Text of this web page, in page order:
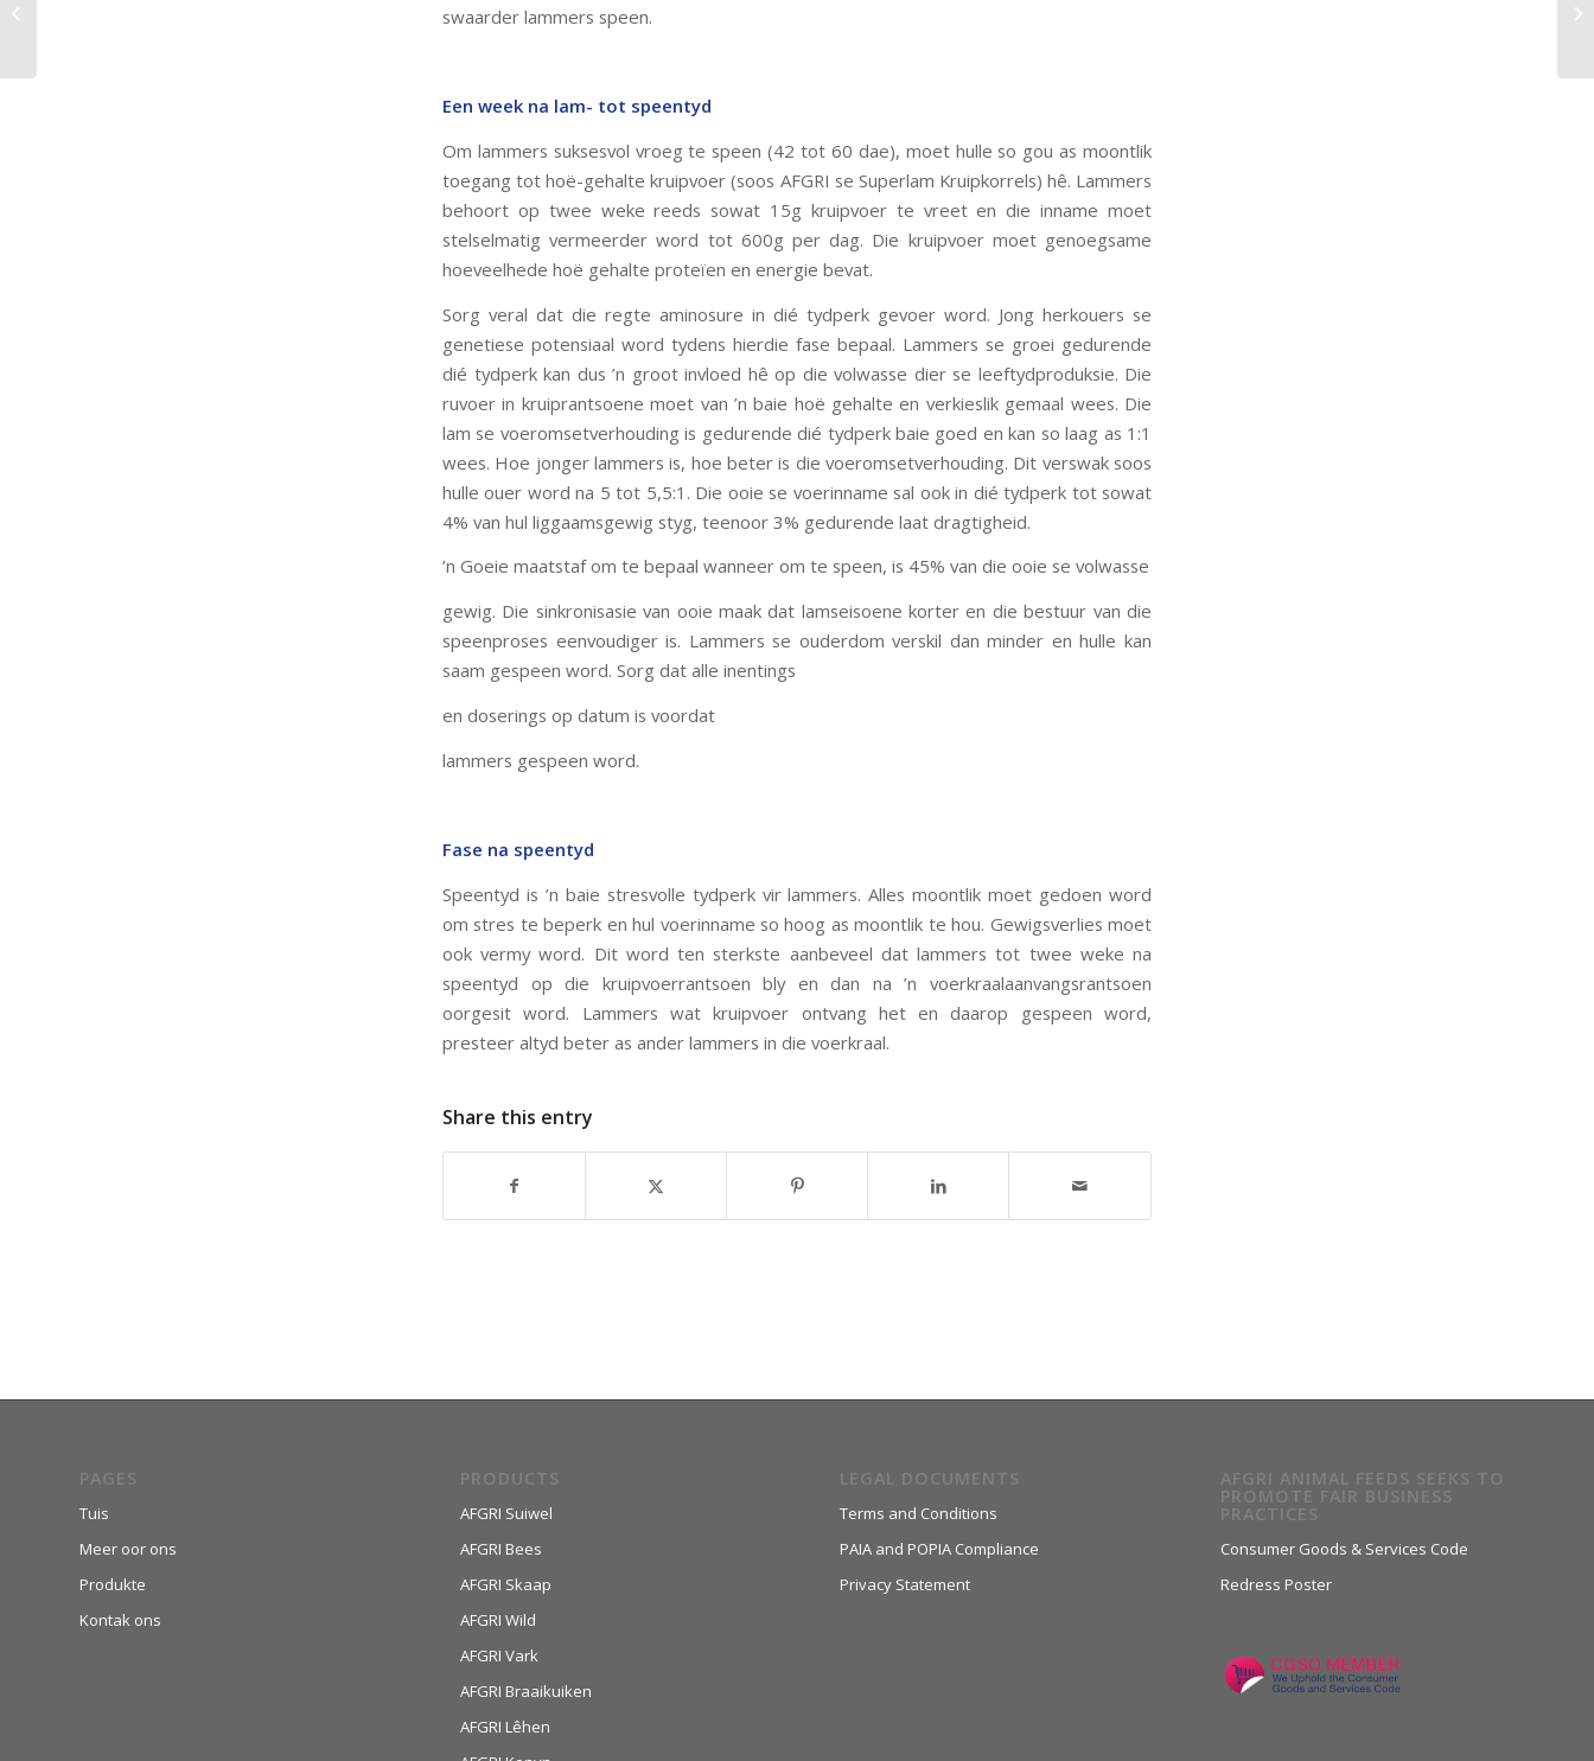
swaarder lammers speen.
Een week na lam- tot speentyd
Om lammers suksesvol vroeg te speen (42 tot 60 dae), moet hulle so gou as moontlik
toegang tot hoë-gehalte kruipvoer (soos AFGRI se Superlam Kruipkorrels) hê. Lammers
behoort op twee weke reeds sowat 15g kruipvoer te vreet en die inname moet
stelselmatig vermeerder word tot 600g per dag. Die kruipvoer moet genoegsame
hoeveelhede hoë gehalte proteïen en energie bevat.
Sorg veral dat die regte aminosure in dié tydperk gevoer word. Jong herkouers se
genetiese potensiaal word tydens hierdie fase bepaal. Lammers se groei gedurende
dié tydperk kan dus ’n groot invloed hê op die volwasse dier se leeftydproduksie. Die
ruvoer in kruiprantsoene moet van ’n baie hoë gehalte en verkieslik gemaal wees. Die
lam se voeromsetverhouding is gedurende dié tydperk baie goed en kan so laag as 1:1
wees. Hoe jonger lammers is, hoe beter is die voeromsetverhouding. Dit verswak soos
hulle ouer word na 5 tot 5,5:1. Die ooie se voerinname sal ook in dié tydperk tot sowat
4% van hul liggaamsgewig styg, teenoor 3% gedurende laat dragtigheid.
’n Goeie maatstaf om te bepaal wanneer om te speen, is 45% van die ooie se volwasse
gewig. Die sinkronisasie van ooie maak dat lamseisoene korter en die bestuur van die
speenproses eenvoudiger is. Lammers se ouderdom verskil dan minder en hulle kan
saam gespeen word. Sorg dat alle inentings
en doserings op datum is voordat
lammers gespeen word.
Fase na speentyd
Speentyd is ’n baie stresvolle tydperk vir lammers. Alles moontlik moet gedoen word
om stres te beperk en hul voerinname so hoog as moontlik te hou. Gewigsverlies moet
ook vermy word. Dit word ten sterkste aanbeveel dat lammers tot twee weke na
speentyd op die kruipvoerrantsoen bly en dan na ’n voerkraalaanvangsrantsoen
oorgesit word. Lammers wat kruipvoer ontvang het en daarop gespeen word,
presteer altyd beter as ander lammers in die voerkraal.
Share this entry
PAGES
Tuis
Meer oor ons
Produkte
Kontak ons
PRODUCTS
AFGRI Suiwel
AFGRI Bees
AFGRI Skaap
AFGRI Wild
AFGRI Vark
AFGRI Braaikuiken
AFGRI Lêhen
LEGAL DOCUMENTS
Terms and Conditions
PAIA and POPIA Compliance
Privacy Statement
AFGRI ANIMAL FEEDS SEEKS TO
PROMOTE FAIR BUSINESS
PRACTICES
Consumer Goods & Services Code
Redress Poster